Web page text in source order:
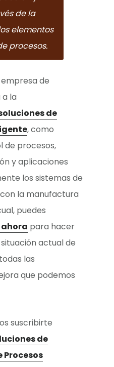
de la
elementos
procesos.
de
la
de
, como
de procesos,
y aplicaciones
los sistemas de
la manufactura
puedes
para hacer
actual de
las
que podemos
suscribirte
de